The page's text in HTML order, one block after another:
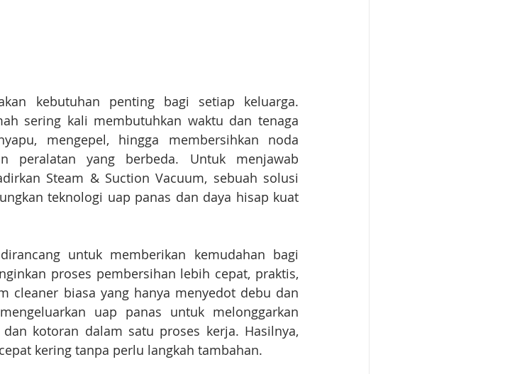
kebutuhan penting bagi setiap keluarga.
sering kali membutuhkan waktu dan tenaga
mengepel, hingga membersihkan noda
peralatan yang berbeda. Untuk menjawab
Steam & Suction Vacuum, sebuah solusi
teknologi uap panas dan daya hisap kuat
untuk memberikan kemudahan bagi
proses pembersihan lebih cepat, praktis,
cleaner biasa yang hanya menyedot debu dan
uap panas untuk melonggarkan
kotoran dalam satu proses kerja. Hasilnya,
kering tanpa perlu langkah tambahan.